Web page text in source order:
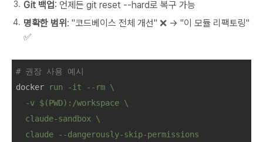
Git 백업: 언제든 git reset --hard로 복구 가능
명확한 범위 : "코드베이스 전체 개선" ❌ → "이 모듈 리팩토링"
✅
# 권장 사용 예시
docker
run -it --rm \
  -v $(PWD):/workspace \
  claude-sandbox \
  claude --dangerously-skip-permissions